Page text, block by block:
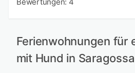
Ferienwohnungen für
mit Hund in